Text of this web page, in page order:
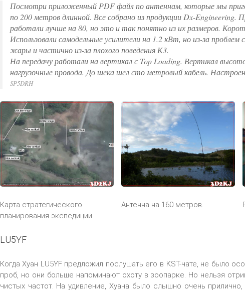
Посмотри приложенный PDF файл по антеннам, которые мы
по 200 метров длинной. Все собрано из продукции Dx-
работали лучше на 80, но это и так понятно из их размеров.
Использовали самодельные усилители на 1.2 кВт, но из-за
жары и частично из-за плохого поведения К3.
На передачу работали на вертикал с Top Loading. Вертикал
нагрузочные провода. До шека шел сто метровый кабель.
SP5DRH
Карта стратегического
планирования экспедиции.
Антенна на 160 метров.
LU5YF
Когда Хуан LU5YF предложил послушать его в KST-чате, не было
проб, но они больше напоминают охоту в зоопарке. Но нельзя
чистых частот. На удивление, Хуана было слышно очень